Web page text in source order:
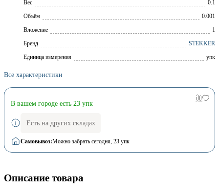
Вес
0.1
Объём
0.001
Вложение
1
Брeнд
STEKKER
Единица измерения
упк
Все характеристики
В вашем городе есть 23 упк
Есть на других складах
Самовывоз:Можно забрать сегодня, 23 упк
Описание товара